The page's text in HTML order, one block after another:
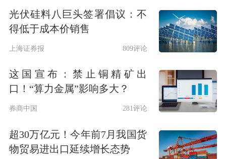
赛，但经历了惨痛的教训之后，行业大
部分参与者仍心有余悸，特别是锂电材
应冷淡，虽有不少公司宣称有宏伟的扩
产计划，但从一季度各项指标（新增在
看相当克制——26Q1虽略有抬头，但
光伏硅料八巨头签署倡议：不
得低于成本价销售
上海证券报 809评论
这国宣布：禁止铜精矿出
口！“算力金属”影响多大？
券商中国 281评论
超30万亿元！今年前7月我国货
物贸易进出口延续增长态势